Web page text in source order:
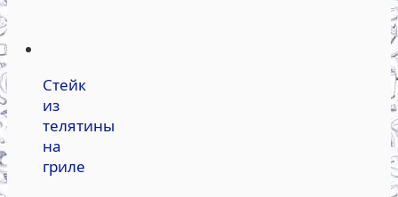
Стейк
из
телятины
на
гриле